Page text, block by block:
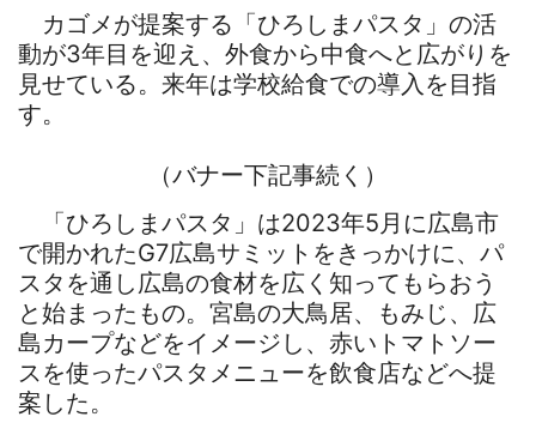
カゴメが提案する「ひろしまパスタ」の活
動が3年目を迎え、外食から中食へと広がりを
見せている。来年は学校給食での導入を目指
す。
（バナー下記事続く）
「ひろしまパスタ」は2023年5月に広島市
で開かれたG7広島サミットをきっかけに、パ
スタを通し広島の食材を広く知ってもらおう
と始まったもの。宮島の大鳥居、もみじ、広
島カープなどをイメージし、赤いトマトソー
スを使ったパスタメニューを飲食店などへ提
案した。